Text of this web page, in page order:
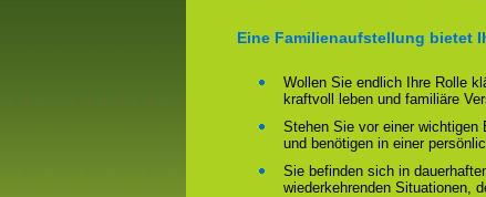
Eine Familienaufstellung bietet
Wollen Sie endlich Ihre Rolle
kraftvoll leben und familiäre
Stehen Sie vor einer wichtigen
und benötigen in einer
Sie befinden sich in
wiederkehrenden Situationen,